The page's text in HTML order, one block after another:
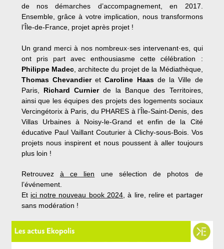
de nos démarches d’accompagnement, en 2017.
Ensemble, grâce à votre implication, nous transformons
l’Île-de-France, projet après projet !
Un grand merci à nos nombreux·ses intervenant·es, qui
ont pris part avec enthousiasme cette célébration :
Philippe Madec, architecte du projet de la Médiathèque,
Thomas ChevandieretCaroline Haasde la Ville de
Paris, Richard Curnierde la Banque des Territoires,
ainsi que les équipes des projets des logements sociaux
Vercingétorix à Paris, du PHARES à l’Île-Saint-Denis, des
Villas Urbaines à Noisy-le-Grand et enfin de la Cité
éducative Paul Vaillant Couturier à Clichy-sous-Bois. Vos
projets nous inspirent et nous poussent à aller toujours
plus loin !
Retrouvez à ce lien une sélection de photos de
l’événement.
Et ici notre nouveau book 2024 , à lire, relire et partager
sans modération !